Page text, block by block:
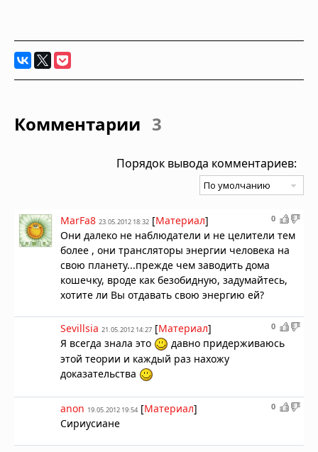
Комментарии 3
Порядок вывода комментариев:
0
MarFa8 23.05.2012 18:32 [Материал]
Они далеко не наблюдатели и не целители тем
более , они трансляторы энергии человека на
свою планету...прежде чем заводить дома
кошечку, вроде как безобидную, задумайтесь,
хотите ли Вы отдавать свою энергию ей?
0
Sevillsia 21.05.2012 14:27 [Материал]
Я всегда знала это
давно придерживаюсь
этой теории и каждый раз нахожу
доказательства
0
anon 19.05.2012 19:54 [Материал]
Сириусиане